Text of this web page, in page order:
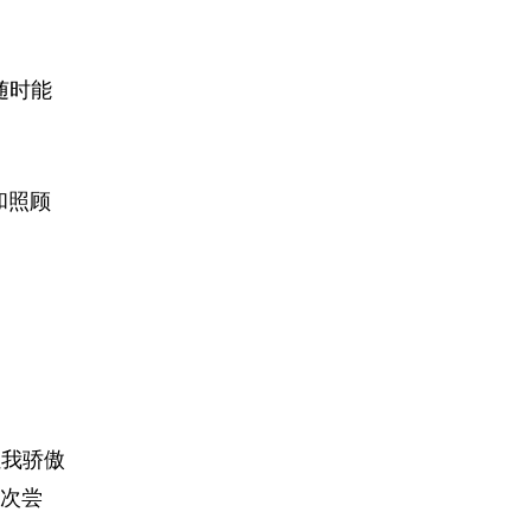
时能
照顾
骄傲
尝